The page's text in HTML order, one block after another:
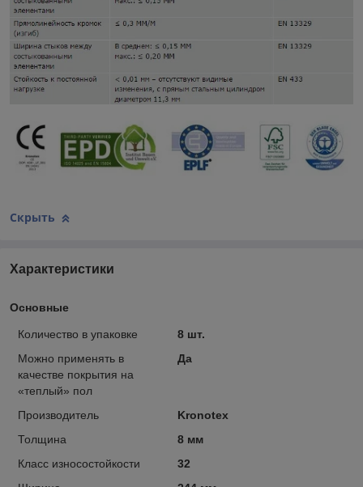
Скрыть
Характеристики
Основные
Количество в упаковке
8 шт.
Можно применять в
качестве покрытия на
«теплый» пол
Да
Производитель
Kronotex
Толщина
8 мм
Класс износостойкости
32